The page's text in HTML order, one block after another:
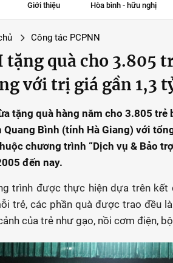
Giới thiệu Hòa bình - hữu nghị
Công tác PCPNN
tặng quà cho 3.805
với trị giá gần 1,3
tặng quà hàng năm cho 3.805
Quang Bình (tỉnh Hà Giang) với
chương trình “Dịch vụ & Bảo
đến nay.
trình được thực hiện dựa trên kết
trẻ, các phần quà được trao đều
của trẻ như gạo, nồi cơm điện,